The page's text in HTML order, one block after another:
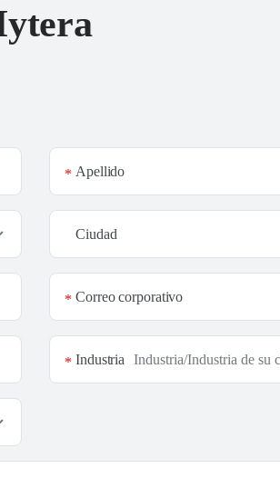
Apellido
*
Ciudad
Correo corporativo
*
Industria
*